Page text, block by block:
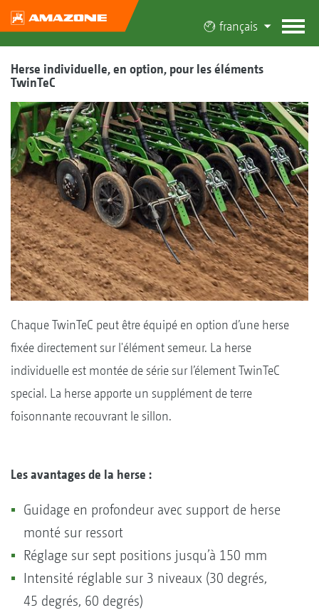
français
Herse individuelle, en option, pour les éléments
TwinTeC
Chaque TwinTeC peut être équipé en option d’une herse
fixée directement sur l'élément semeur. La herse
individuelle est montée de série sur l’élement TwinTeC
special. La herse apporte un supplément de terre
foisonnante recouvrant le sillon.
Les avantages de la herse :
Guidage en profondeur avec support de herse
monté sur ressort
Réglage sur sept positions jusqu’à 150 mm
Intensité réglable sur 3 niveaux (30 degrés,
45 degrés, 60 degrés)